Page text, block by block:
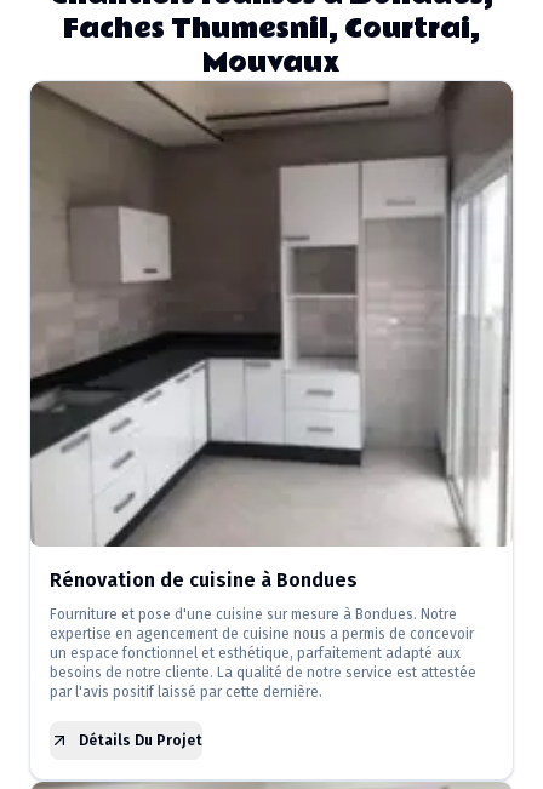
Faches Thumesnil, Courtrai,
Mouvaux
Rénovation de cuisine à Bondues
Fourniture et pose d'une cuisine sur mesure à Bondues. Notre
expertise en agencement de cuisine nous a permis de concevoir
un espace fonctionnel et esthétique, parfaitement adapté aux
besoins de notre cliente. La qualité de notre service est attestée
par l'avis positif laissé par cette dernière.
Détails Du Projet